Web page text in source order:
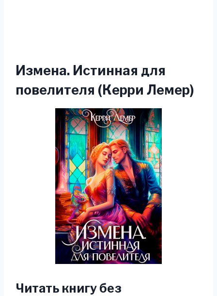
Измена. Истинная для
повелителя (Керри Лемер)
Читать книгу без